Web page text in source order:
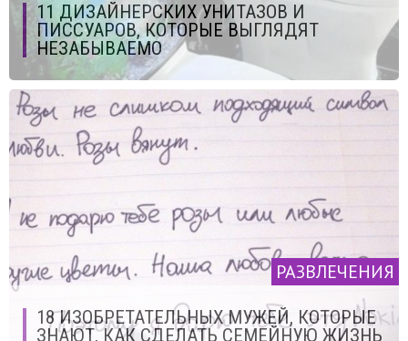
11 ДИЗАЙНЕРСКИХ УНИТАЗОВ И
ПИССУАРОВ, КОТОРЫЕ ВЫГЛЯДЯТ
НЕЗАБЫВАЕМО
РАЗВЛЕЧЕНИЯ
18 ИЗОБРЕТАТЕЛЬНЫХ МУЖЕЙ, КОТОРЫЕ
ЗНАЮТ, КАК СДЕЛАТЬ СЕМЕЙНУЮ ЖИЗНЬ